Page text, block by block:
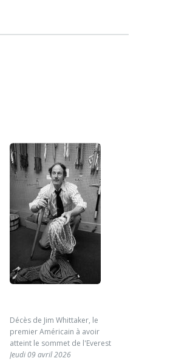
Décès de Jim Whittaker, le
premier Américain à avoir
atteint le sommet de l'Everest
Jeudi 09 avril 2026